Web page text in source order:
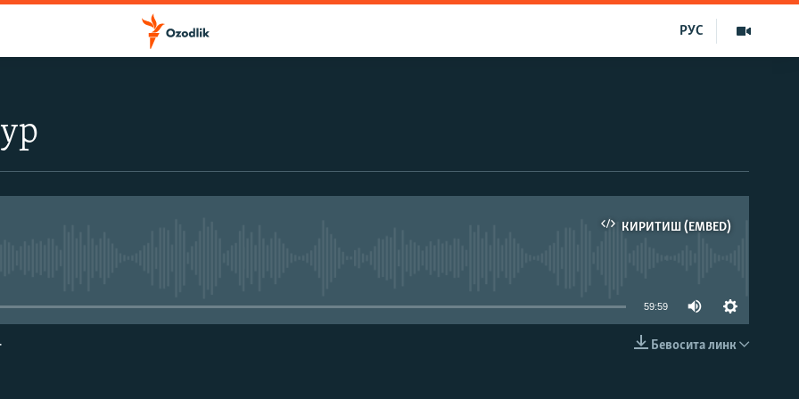
РУС
КИРИТИШ (EMBED)
59:59
Бевосита линк